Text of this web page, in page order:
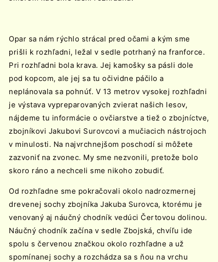
Opar sa nám rýchlo strácal pred očami a kým sme
prišli k rozhľadni, ležal v sedle potrhaný na franforce.
Pri rozhľadni bola krava. Jej kamošky sa pásli dole
pod kopcom, ale jej sa tu očividne páčilo a
neplánovala sa pohnúť. V 13 metrov vysokej rozhľadni
je výstava vypreparovaných zvierat našich lesov,
nájdeme tu informácie o ovčiarstve a tiež o zbojníctve,
zbojníkovi Jakubovi Surovcovi a mučiacich nástrojoch
v minulosti. Na najvrchnejšom poschodí si môžete
zazvoniť na zvonec. My sme nezvonili, pretože bolo
skoro ráno a nechceli sme nikoho zobudiť.
Od rozhľadne sme pokračovali okolo nadrozmernej
drevenej sochy zbojníka Jakuba Surovca, ktorému je
venovaný aj náučný chodník vedúci Čertovou dolinou.
Náučný chodník začína v sedle Zbojská, chvíľu ide
spolu s červenou značkou okolo rozhľadne a už
spomínanej sochy a rozchádza sa s ňou na vrchu